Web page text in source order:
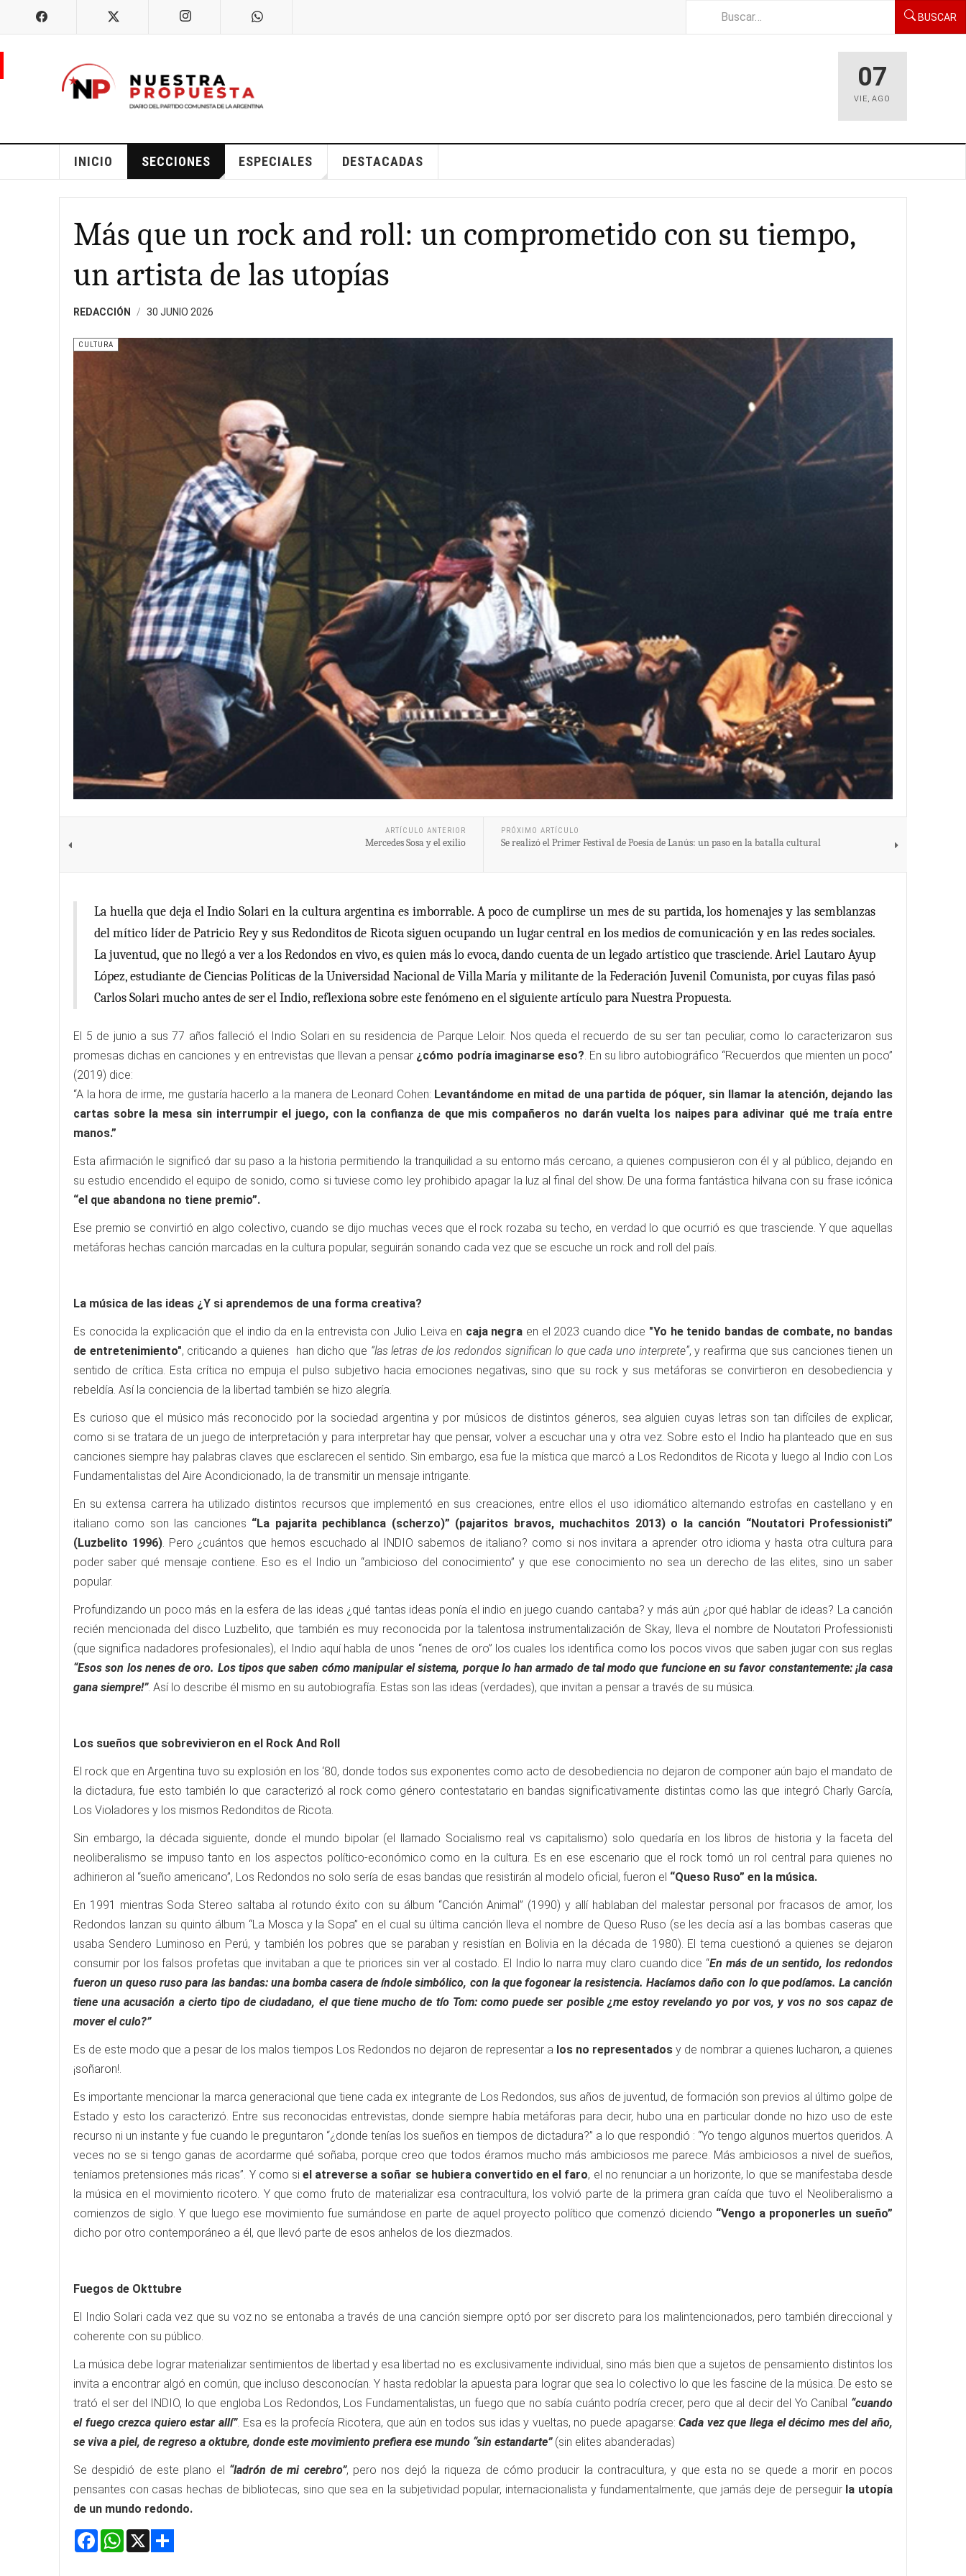
BUSCAR
07
VIE,AGO
INICIO SECCIONES ESPECIALES DESTACADAS
Más que un rock and roll: un comprometido con su tiempo,
un artista de las utopías
REDACCIÓN 30 JUNIO 2026
CULTURA
ARTÍCULO ANTERIOR
Mercedes Sosa y el exilio
PRÓXIMO ARTÍCULO
Se realizó el Primer Festival de Poesía de Lanús: un paso en la batalla cultural
La huella que deja el Indio Solari en la cultura argentina es imborrable. A poco de cumplirse un mes de su partida, los homenajes y las semblanzas
del mítico líder de Patricio Rey y sus Redonditos de Ricota siguen ocupando un lugar central en los medios de comunicación y en las redes sociales.
La juventud, que no llegó a ver a los Redondos en vivo, es quien más lo evoca, dando cuenta de un legado artístico que trasciende. Ariel Lautaro Ayup
López, estudiante de Ciencias Políticas de la Universidad Nacional de Villa María y militante de la Federación Juvenil Comunista, por cuyas filas pasó
Carlos Solari mucho antes de ser el Indio, reflexiona sobre este fenómeno en el siguiente artículo para Nuestra Propuesta.
El 5 de junio a sus 77 años falleció el Indio Solari en su residencia de Parque Leloir. Nos queda el recuerdo de su ser tan peculiar, como lo caracterizaron sus
promesas dichas en canciones y en entrevistas que llevan a pensar ¿cómo podría imaginarse eso? . En su libro autobiográfico “Recuerdos que mienten un poco”
(2019) dice:
“A la hora de irme, me gustaría hacerlo a la manera de Leonard Cohen: Levantándome en mitad de una partida de póquer, sin llamar la atención, dejando las
cartas sobre la mesa sin interrumpir el juego, con la confianza de que mis compañeros no darán vuelta los naipes para adivinar qué me traía entre
manos.”
Esta afirmación le significó dar su paso a la historia permitiendo la tranquilidad a su entorno más cercano, a quienes compusieron con él y al público, dejando en
su estudio encendido el equipo de sonido, como si tuviese como ley prohibido apagar la luz al final del show. De una forma fantástica hilvana con su frase icónica
“el que abandona no tiene premio”.
Ese premio se convirtió en algo colectivo, cuando se dijo muchas veces que el rock rozaba su techo, en verdad lo que ocurrió es que trasciende. Y que aquellas
metáforas hechas canción marcadas en la cultura popular, seguirán sonando cada vez que se escuche un rock and roll del país.
La música de las ideas ¿Y si aprendemos de una forma creativa?
Es conocida la explicación que el indio da en la entrevista con Julio Leiva en caja negra en el 2023 cuando dice "Yo he tenido bandas de combate, no bandas
de entretenimiento", criticando a quienes han dicho que “las letras de los redondos significan lo que cada uno interprete”, y reafirma que sus canciones tienen un
sentido de crítica. Esta crítica no empuja el pulso subjetivo hacia emociones negativas, sino que su rock y sus metáforas se convirtieron en desobediencia y
rebeldía. Así la conciencia de la libertad también se hizo alegría.
Es curioso que el músico más reconocido por la sociedad argentina y por músicos de distintos géneros, sea alguien cuyas letras son tan difíciles de explicar,
como si se tratara de un juego de interpretación y para interpretar hay que pensar, volver a escuchar una y otra vez. Sobre esto el Indio ha planteado que en sus
canciones siempre hay palabras claves que esclarecen el sentido. Sin embargo, esa fue la mística que marcó a Los Redonditos de Ricota y luego al Indio con Los
Fundamentalistas del Aire Acondicionado, la de transmitir un mensaje intrigante.
En su extensa carrera ha utilizado distintos recursos que implementó en sus creaciones, entre ellos el uso idiomático alternando estrofas en castellano y en
italiano como son las canciones “La pajarita pechiblanca (scherzo)” (pajaritos bravos, muchachitos 2013) o la canción “Noutatori Professionisti”
(Luzbelito 1996). Pero ¿cuántos que hemos escuchado al INDIO sabemos de italiano? como si nos invitara a aprender otro idioma y hasta otra cultura para
poder saber qué mensaje contiene. Eso es el Indio un “ambicioso del conocimiento” y que ese conocimiento no sea un derecho de las elites, sino un saber
popular.
Profundizando un poco más en la esfera de las ideas ¿qué tantas ideas ponía el indio en juego cuando cantaba? y más aún ¿por qué hablar de ideas? La canción
recién mencionada del disco Luzbelito, que también es muy reconocida por la talentosa instrumentalización de Skay, lleva el nombre de Noutatori Professionisti
(que significa nadadores profesionales), el Indio aquí habla de unos “nenes de oro” los cuales los identifica como los pocos vivos que saben jugar con sus reglas
“Esos son los nenes de oro. Los tipos que saben cómo manipular el sistema, porque lo han armado de tal modo que funcione en su favor constantemente: ¡la casa
gana siempre!”. Así lo describe él mismo en su autobiografía. Estas son las ideas (verdades), que invitan a pensar a través de su música.
Los sueños que sobrevivieron en el Rock And Roll
El rock que en Argentina tuvo su explosión en los ‘80, donde todos sus exponentes como acto de desobediencia no dejaron de componer aún bajo el mandato de
la dictadura, fue esto también lo que caracterizó al rock como género contestatario en bandas significativamente distintas como las que integró Charly García,
Los Violadores y los mismos Redonditos de Ricota.
Sin embargo, la década siguiente, donde el mundo bipolar (el llamado Socialismo real vs capitalismo) solo quedaría en los libros de historia y la faceta del
neoliberalismo se impuso tanto en los aspectos político-económico como en la cultura. Es en ese escenario que el rock tomó un rol central para quienes no
adhirieron al “sueño americano”, Los Redondos no solo sería de esas bandas que resistirán al modelo oficial, fueron el “Queso Ruso” en la música.
En 1991 mientras Soda Stereo saltaba al rotundo éxito con su álbum “Canción Animal” (1990) y allí hablaban del malestar personal por fracasos de amor, los
Redondos lanzan su quinto álbum “La Mosca y la Sopa” en el cual su última canción lleva el nombre de Queso Ruso (se les decía así a las bombas caseras que
usaba Sendero Luminoso en Perú, y también los pobres que se paraban y resistían en Bolivia en la década de 1980). El tema cuestionó a quienes se dejaron
consumir por los falsos profetas que invitaban a que te priorices sin ver al costado. El Indio lo narra muy claro cuando dice “En más de un sentido, los redondos
fueron un queso ruso para las bandas: una bomba casera de índole simbólico, con la que fogonear la resistencia. Hacíamos daño con lo que podíamos. La canción
tiene una acusación a cierto tipo de ciudadano, el que tiene mucho de tío Tom: como puede ser posible ¿me estoy revelando yo por vos, y vos no sos capaz de
mover el culo?”
Es de este modo que a pesar de los malos tiempos Los Redondos no dejaron de representar a los no representados y de nombrar a quienes lucharon, a quienes
¡soñaron!.
Es importante mencionar la marca generacional que tiene cada ex integrante de Los Redondos, sus años de juventud, de formación son previos al último golpe de
Estado y esto los caracterizó. Entre sus reconocidas entrevistas, donde siempre había metáforas para decir, hubo una en particular donde no hizo uso de este
recurso ni un instante y fue cuando le preguntaron “¿donde tenías los sueños en tiempos de dictadura?” a lo que respondió : “Yo tengo algunos muertos queridos. A
veces no se si tengo ganas de acordarme qué soñaba, porque creo que todos éramos mucho más ambiciosos me parece. Más ambiciosos a nivel de sueños,
teníamos pretensiones más ricas”. Y como si el atreverse a soñar se hubiera convertido en el faro, el no renunciar a un horizonte, lo que se manifestaba desde
la música en el movimiento ricotero. Y que como fruto de materializar esa contracultura, los volvió parte de la primera gran caída que tuvo el Neoliberalismo a
comienzos de siglo. Y que luego ese movimiento fue sumándose en parte de aquel proyecto político que comenzó diciendo “Vengo a proponerles un sueño”
dicho por otro contemporáneo a él, que llevó parte de esos anhelos de los diezmados.
Fuegos de Okttubre
El Indio Solari cada vez que su voz no se entonaba a través de una canción siempre optó por ser discreto para los malintencionados, pero también direccional y
coherente con su público.
La música debe lograr materializar sentimientos de libertad y esa libertad no es exclusivamente individual, sino más bien que a sujetos de pensamiento distintos los
invita a encontrar algó en común, que incluso desconocían. Y hasta redoblar la apuesta para lograr que sea lo colectivo lo que les fascine de la música. De esto se
trató el ser del INDIO, lo que engloba Los Redondos, Los Fundamentalistas, un fuego que no sabía cuánto podría crecer, pero que al decir del Yo Caníbal “cuando
el fuego crezca quiero estar allí”. Esa es la profecía Ricotera, que aún en todos sus idas y vueltas, no puede apagarse:Cada vez que llega el décimo mes del año,
se viva a piel, de regreso a oktubre, donde este movimiento prefiera ese mundo “sin estandarte”(sin elites abanderadas)
Se despidió de este plano el “ladrón de mi cerebro”, pero nos dejó la riqueza de cómo producir la contracultura, y que esta no se quede a morir en pocos
pensantes con casas hechas de bibliotecas, sino que sea en la subjetividad popular, internacionalista y fundamentalmente, que jamás deje de perseguir la utopía
de un mundo redondo.
Facebook
WhatsApp